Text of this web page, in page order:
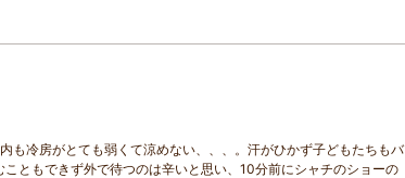
も冷房がとても弱くて涼めない、、、。汗がひかず子どもたちもバ
ともできず外で待つのは辛いと思い、10分前にシャチのショーの